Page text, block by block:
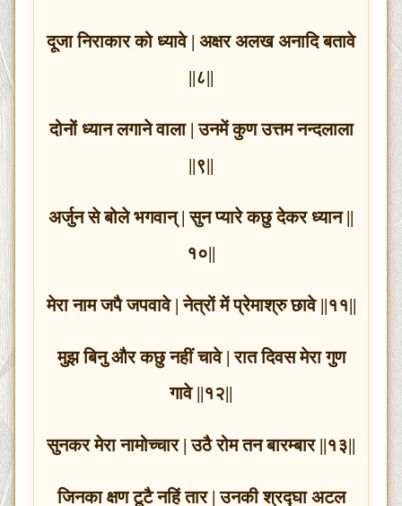
दूजा निराकार को ध्यावे | अक्षर अलख अनादि बतावे
||८||
दोनों ध्यान लगाने वाला | उनमें कुण उत्तम नन्दलाला
||९||
अर्जुन से बोले भगवान् | सुन प्यारे कछु देकर ध्यान ||
१०||
मेरा नाम जपै जपवावे | नेत्रों में प्रेमाश्रु छावे ||११||
मुझ बिनु और कछु नहीं चावे | रात दिवस मेरा गुण
गावे ||१२||
सुनकर मेरा नामोच्चार | उठै रोम तन बारम्बार ||१३||
जिनका क्षण टूटै नहिं तार | उनकी श्रद्घा अटल